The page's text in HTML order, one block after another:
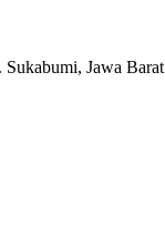
Jawa Barat